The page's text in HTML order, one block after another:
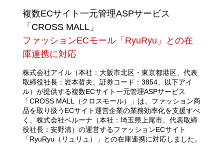
複数ECサイト一元管理ASPサービス
「CROSS MALL」
ファッションECモール「RyuRyu」との在
庫連携に対応
株式会社アイル（本社：大阪市北区・東京都港区、代表
取締役社長：岩本哲夫、証券コード：3854、以下アイ
ル）が提供する複数ECサイト一元管理ASPサービス
「CROSS MALL（クロスモール）」 は、ファッション商
品を取り扱うECサイト運営企業の業務効率化を支援すべ
く、株式会社ベルーナ（本社：埼玉県上尾市、代表取締
役社長：安野清）の運営するファッションECサイト
「RyuRyu（リュリュ）」との在庫連携に対応しました。